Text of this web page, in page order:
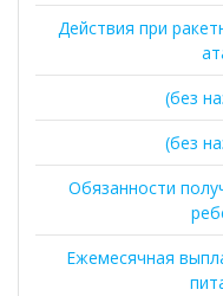
Действия при
(без
(без
Обязанности
Ежемесячная